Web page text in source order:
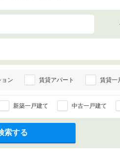
ン 賃貸アパート 賃貸一
新築一戸建て 中古一戸建て
索する